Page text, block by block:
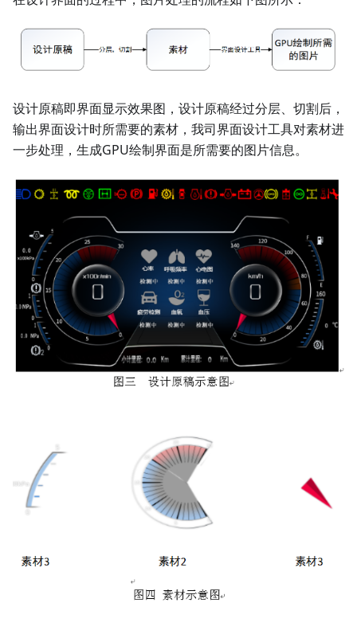
设计原稿即界面显示效果图，设计原稿经过分层、切割后，
输出界面设计时所需要的素材，我司界面设计工具对素材进
一步处理，生成GPU绘制界面是所需要的图片信息。